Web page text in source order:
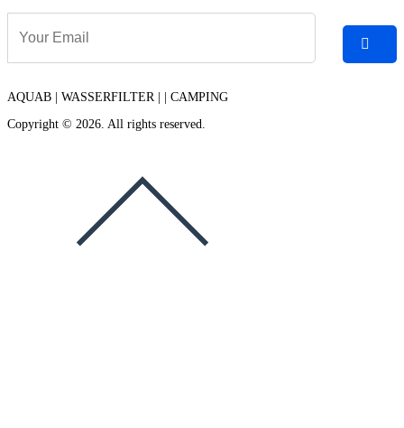
AQUAB | WASSERFILTER | | CAMPING
Copyright © 2026. All rights reserved.